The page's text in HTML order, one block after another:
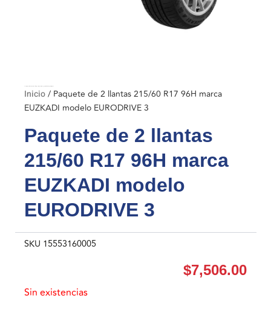
Inicio/ Paquete de 2 llantas 215/60 R17 96H marca
EUZKADI modelo EURODRIVE 3
Paquete de 2 llantas
215/60 R17 96H marca
EUZKADI modelo
EURODRIVE 3
SKU 15553160005
$7,506.00
Sin existencias